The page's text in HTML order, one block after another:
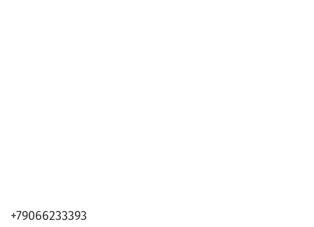
+79066233393